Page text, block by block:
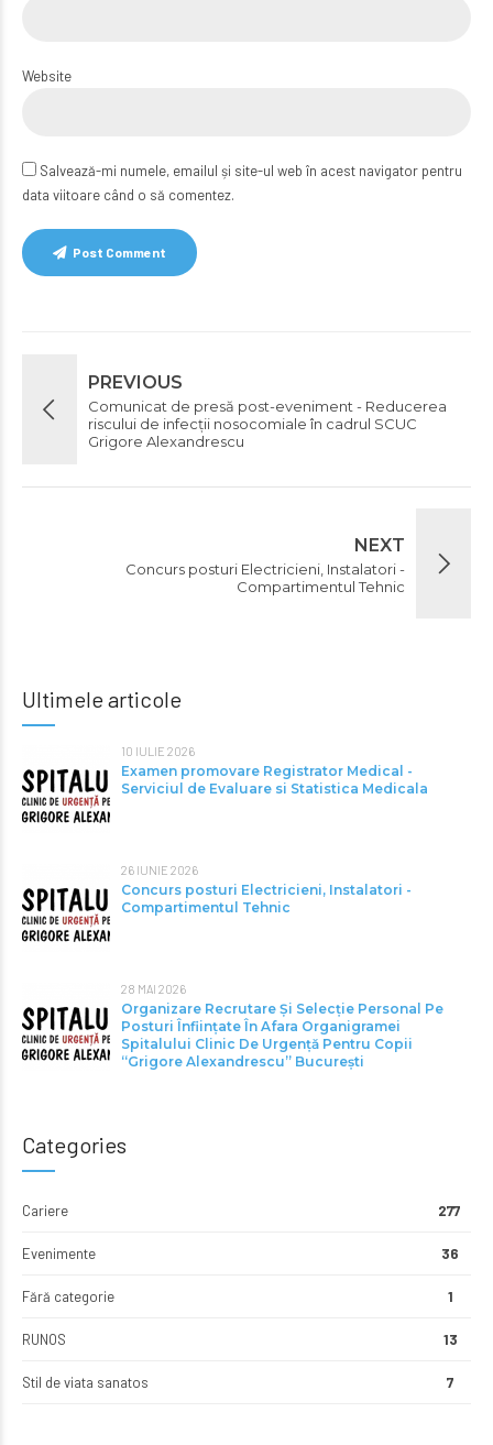
Website
Salvează-mi numele, emailul și site-ul web în acest navigator pentru
data viitoare când o să comentez.
Post Comment
PREVIOUS
Comunicat de presă post-eveniment - Reducerea
riscului de infecții nosocomiale în cadrul SCUC
Grigore Alexandrescu
NEXT
Concurs posturi Electricieni, Instalatori -
Compartimentul Tehnic
Ultimele articole
10 IULIE 2026
Examen promovare Registrator Medical -
Serviciul de Evaluare si Statistica Medicala
26 IUNIE 2026
Concurs posturi Electricieni, Instalatori -
Compartimentul Tehnic
28 MAI 2026
Organizare Recrutare Și Selecție Personal Pe
Posturi Înființate În Afara Organigramei
Spitalului Clinic De Urgență Pentru Copii
“Grigore Alexandrescu” Bucureşti
Categories
Cariere 277
Evenimente 36
Fără categorie 1
RUNOS 13
Stil de viata sanatos 7